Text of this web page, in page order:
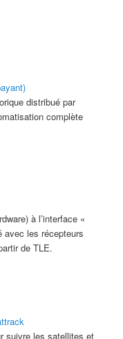
distribué par
complète
à l’interface «
avec les récepteurs
de TLE.
suivre les satellites et